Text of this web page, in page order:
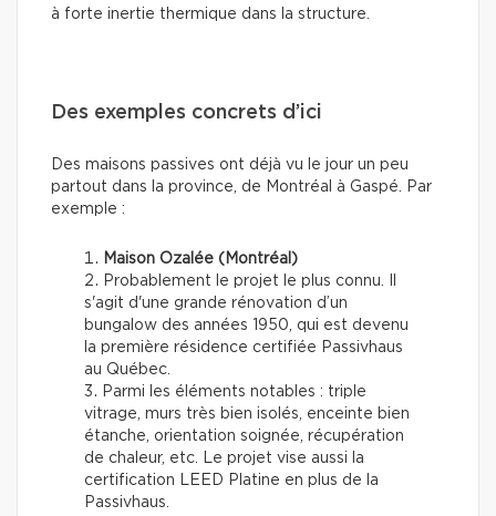
à forte inertie thermique dans la structure.
Des exemples concrets d’ici
Des maisons passives ont déjà vu le jour un peu
partout dans la province, de Montréal à Gaspé. Par
exemple :
Maison Ozalée (Montréal)
Probablement le projet le plus connu. Il
s'agit d'une grande rénovation d’un
bungalow des années 1950, qui est devenu
la première résidence certifiée Passivhaus
au Québec.
Parmi les éléments notables : triple
vitrage, murs très bien isolés, enceinte bien
étanche, orientation soignée, récupération
de chaleur, etc. Le projet vise aussi la
certification LEED Platine en plus de la
Passivhaus.